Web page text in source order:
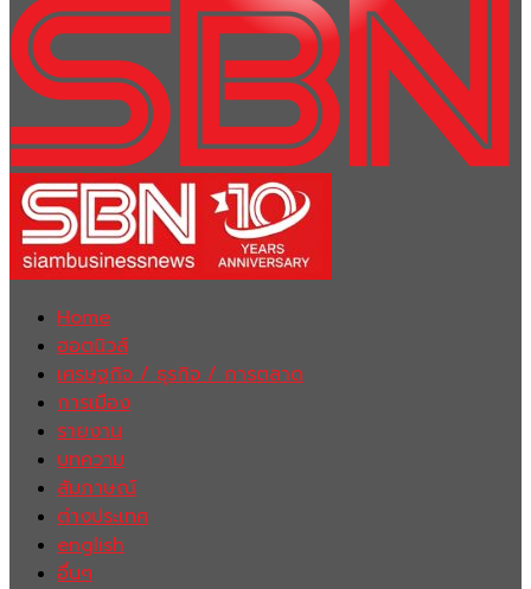
Home
ฮอตนิวส์
เศรษฐกิจ / ธุรกิจ / การตลาด
การเมือง
รายงาน
บทความ
สัมภาษณ์
ต่างประเทศ
english
อื่นๆ